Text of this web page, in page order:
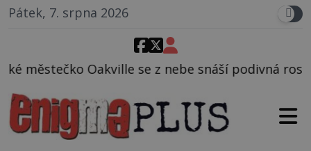
Pátek, 7. srpna 2026
se z nebe snáší podivná rosolovitá látka